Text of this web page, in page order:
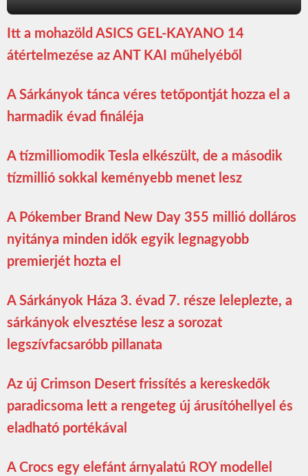
Itt a mohazöld ASICS GEL-KAYANO 14
átértelmezése az ANT KAI műhelyéből
A Sárkányok tánca véres tetőpontját hozza el a
harmadik évad fináléja
A tízmilliomodik Tesla elkészült, de a második
tízmillió sokkal keményebb menet lesz
A Pókember Brand New Day 355 millió dolláros
nyitánya minden idők egyik legnagyobb
premierjét hozta el
A Sárkányok Háza 3. évad 7. része leleplezte, a
sárkányok elvesztése lesz a sorozat
legszívfacsaróbb pillanata
Az új Crimson Desert frissítés a kereskedők
paradicsoma lett a rengeteg új árusítóhellyel és
eladható portékával
A Crocs egy elefánt árnyalatú ROY modellel